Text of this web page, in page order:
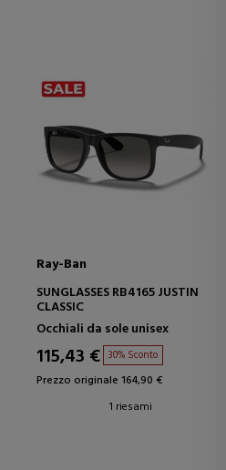
Ray-Ban
SUNGLASSES RB4165 JUSTIN
CLASSIC
Occhiali da sole unisex
115,43 € 30% Sconto
Prezzo originale 164,90 €
1 riesami